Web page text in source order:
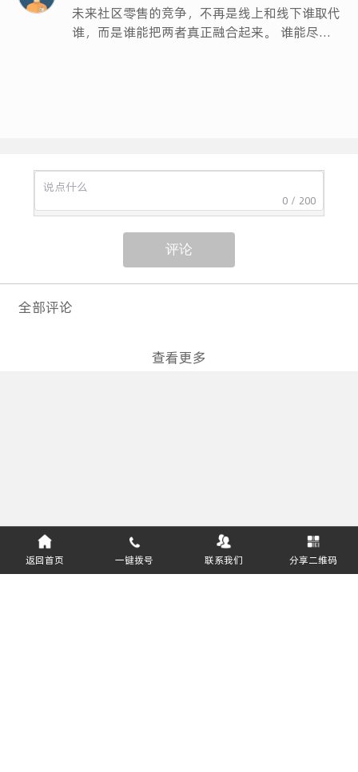
升级还是被淘汰？
未来社区零售的竞争，不再是线上和线下谁取代
谁，而是谁能把两者真正融合起来。 谁能尽早
0 / 200
评论
全部评论
查看更多
返回首页 一键拨号 联系我们 分享二维码